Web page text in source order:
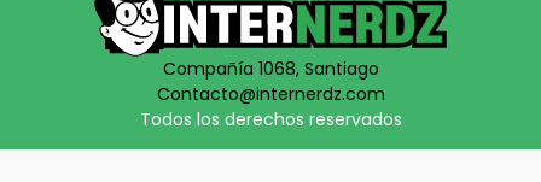
Compañía 1068, Santiago
Contacto@internerdz.com
Todos los derechos reservados